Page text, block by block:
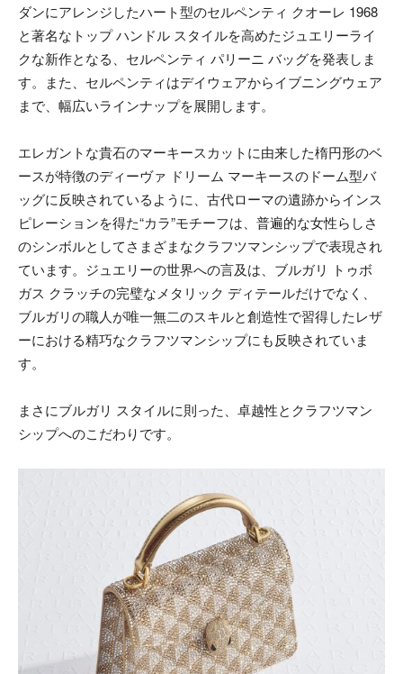
ダンにアレンジしたハート型のセルペンティ クオーレ 1968
と著名なトップ ハンドル スタイルを高めたジュエリーライ
クな新作となる、セルペンティ パリーニ バッグを発表しま
す。また、セルペンティはデイウェアからイブニングウェア
まで、幅広いラインナップを展開します。
エレガントな貴石のマーキースカットに由来した楕円形のベ
ースが特徴のディーヴァ ドリーム マーキースのドーム型バ
ッグに反映されているように、古代ローマの遺跡からインス
ピレーションを得た“カラ”モチーフは、普遍的な女性らしさ
のシンボルとしてさまざまなクラフツマンシップで表現され
ています。ジュエリーの世界への言及は、ブルガリ トゥボ
ガス クラッチの完璧なメタリック ディテールだけでなく、
ブルガリの職人が唯一無二のスキルと創造性で習得したレザ
ーにおける精巧なクラフツマンシップにも反映されていま
す。
まさにブルガリ スタイルに則った、卓越性とクラフツマン
シップへのこだわりです。